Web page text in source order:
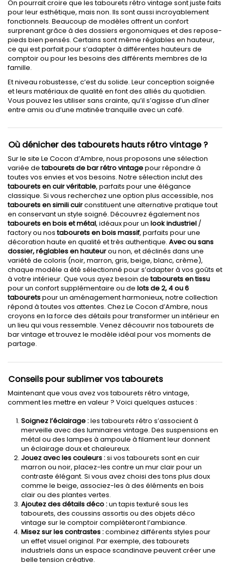
On pourrait croire que les tabourets rétro vintage sont juste faits
pour leur esthétique, mais non. Ils sont aussi incroyablement
fonctionnels. Beaucoup de modèles offrent un confort
surprenant grâce à des dossiers ergonomiques et des repose-
pieds bien pensés. Certains sont même réglables en hauteur,
ce qui est parfait pour s’adapter à différentes hauteurs de
comptoir ou pour les besoins des différents membres de la
famille.
Et niveau robustesse, c’est du solide. Leur conception soignée
et leurs matériaux de qualité en font des alliés du quotidien.
Vous pouvez les utiliser sans crainte, qu’il s’agisse d’un dîner
entre amis ou d’une matinée tranquille avec un café.
Où dénicher des tabourets hauts rétro vintage ?
Sur le site Le Cocon d’Ambre, nous proposons une sélection
variée detabourets de bar rétro vintagepour répondre à
toutes vos envies et vos besoins. Notre sélection inclut des
tabourets en cuir véritable, parfaits pour une élégance
classique. Si vous recherchez une option plus accessible, nos
tabourets en simili cuirconstituent une alternative pratique tout
en conservant un style soigné. Découvrez également nos
tabourets en bois et métal, idéaux pour un look industriel /
factory ou nostabourets en bois massif, parfaits pour une
décoration haute en qualité et très authentique. Avec ou sans
dossier,réglables en hauteurou non, et déclinés dans une
variété de coloris (noir, marron, gris, beige, blanc, crème),
chaque modèle a été sélectionné pour s’adapter à vos goûts et
à votre intérieur. Que vous ayez besoin detabourets en tissu
pour un confort supplémentaire ou de lots de 2, 4 ou 6
tabouretspour un aménagement harmonieux, notre collection
répond à toutes vos attentes. Chez Le Cocon d’Ambre, nous
croyons en la force des détails pour transformer un intérieur en
un lieu qui vous ressemble. Venez découvrir nos tabourets de
bar vintage et trouvez le modèle idéal pour vos moments de
partage.
Conseils pour sublimer vos tabourets
Maintenant que vous avez vos tabourets rétro vintage,
comment les mettre en valeur ? Voici quelques astuces :
Soignez l’éclairage :les tabourets rétro s’associent à
merveille avec des luminaires vintage. Des suspensions en
métal ou des lampes à ampoule à filament leur donnent
un éclairage doux et chaleureux.
Jouez avec les couleurs :si vos tabourets sont en cuir
marron ou noir, placez-les contre un mur clair pour un
contraste élégant. Si vous avez choisi des tons plus doux
comme le beige, associez-les à des éléments en bois
clair ou des plantes vertes.
Ajoutez des détails déco :un tapis texturé sous les
tabourets, des coussins assortis ou des objets déco
vintage sur le comptoir complèteront l’ambiance.
Misez sur les contrastes :combinez différents styles pour
un effet visuel original. Par exemple, des tabourets
industriels dans un espace scandinave peuvent créer une
belle tension créative.